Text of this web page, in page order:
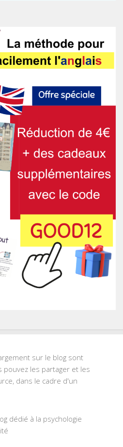
sur le blog sont
pouvez les partager et les
dans le cadre d'un
dédié à la psychologie